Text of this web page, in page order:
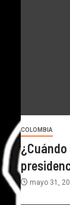
COLOMBIA
mayo 31,